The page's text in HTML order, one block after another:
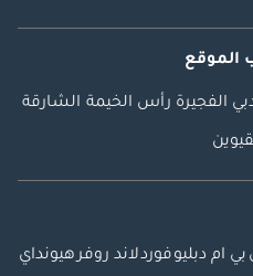
الفجيرة رأس الخيمة الشارقة
بي ام دبليوفوردلاند روفرهيونداي